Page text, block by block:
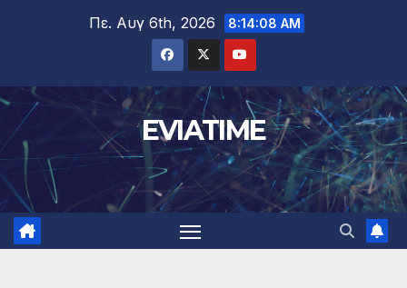
Πε. Αυγ 6th, 2026 8:14:09 AM
EVIATIME